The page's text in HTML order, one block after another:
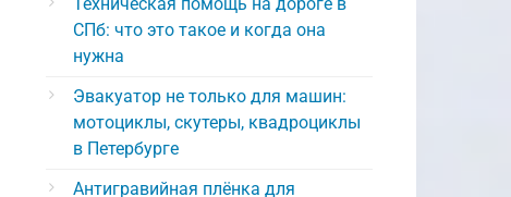
СПб: что это такое и когда она
нужна
Эвакуатор не только для машин:
мотоциклы, скутеры, квадроциклы
в Петербурге
Антигравийная плёнка для